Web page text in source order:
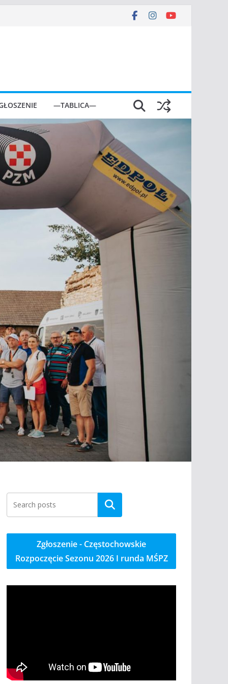
—TABLICA—
Szukaj
Zgłoszenie - Częstochowskie
Rozpoczęcie Sezonu 2026 I runda MŚPZ